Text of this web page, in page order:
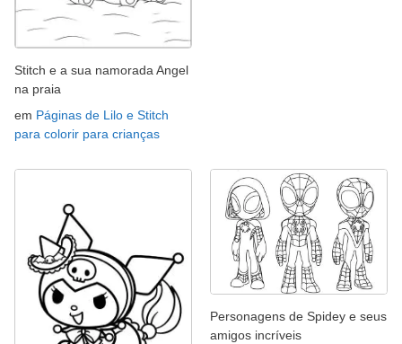
Stitch e a sua namorada Angel
na praia
em Páginas de Lilo e Stitch
para colorir para crianças
Personagens de Spidey e seus
amigos incríveis